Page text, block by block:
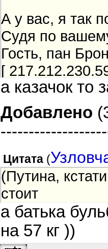
А у вас, я так
Судя по
Гость, пан
[
а казачок то
Добавлено
Цитата (
(Путина,
стоит
а батька
на 57 кг ))